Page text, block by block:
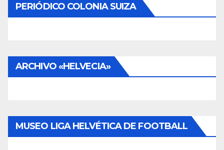
PERIÓDICO COLONIA SUIZA
ARCHIVO «HELVECIA»
MUSEO LIGA HELVÉTICA DE FOOTBALL